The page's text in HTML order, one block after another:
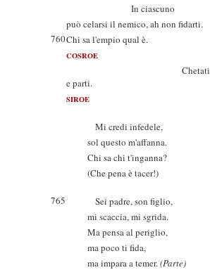
In ciascuno
può celarsi il nemico, ah non fidarti.
760Chi sa l'empio qual è.
COSROE
Chetati
e parti.
SIROE
Mi credi infedele,
sol questo m'affanna.
Chi sa chi t'inganna?
(Che pena è tacer!)
765
Sei padre, son figlio,
mi scaccia, mi sgrida.
Ma pensa al periglio,
ma poco ti fida,
ma impara a temer.(Parte)